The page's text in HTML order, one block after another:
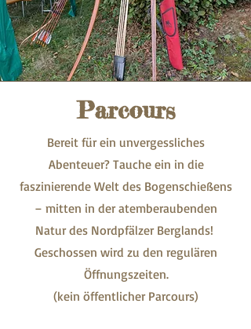
Parcours
Bereit für ein unvergessliches
Abenteuer? Tauche ein in die
faszinierende Welt des Bogenschießens
– mitten in der atemberaubenden
Natur des Nordpfälzer Berglands!
Geschossen wird zu den regulären
Öffnungszeiten.
(kein öffentlicher Parcours)